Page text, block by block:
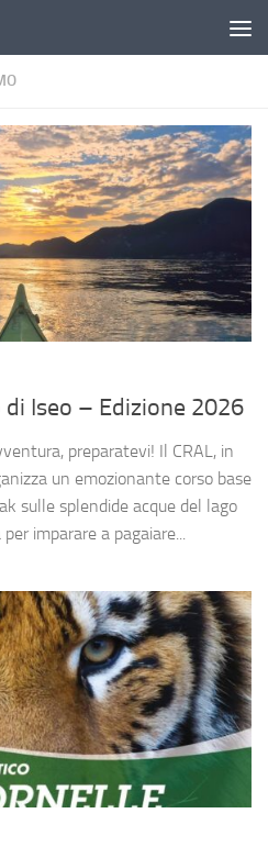
Iseo – Edizione 2026
preparatevi! Il CRAL, in
un emozionante corso base
sulle splendide acque del lago
per imparare a pagaiare...